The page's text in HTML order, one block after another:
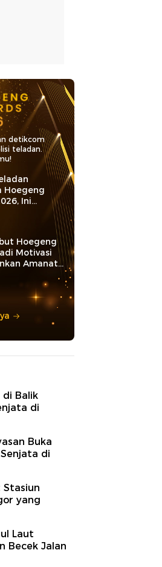
detikcom
teladan.
Hoegeng
Ini
Kiprahnya
Hoegeng
Motivasi
Amanat
Balik
di
Buka
di
Stasiun
yang
Laut
Becek Jalan